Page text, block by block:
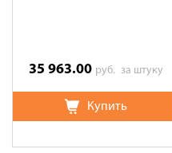
35 963.00 руб. за штуку
Купить